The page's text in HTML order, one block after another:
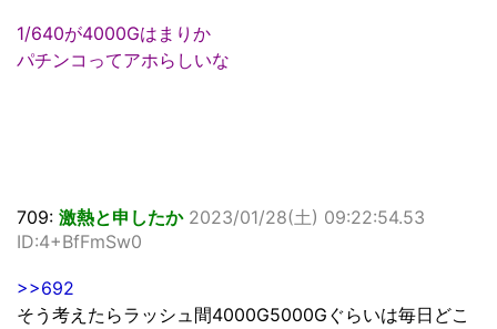
1/640が4000Gはまりか
パチンコってアホらしいな
709: 激熱と申したか 2023/01/28(土) 09:22:54.53
ID:4+BfFmSw0
>>692
そう考えたらラッシュ間4000G5000Gぐらいは毎日どこ